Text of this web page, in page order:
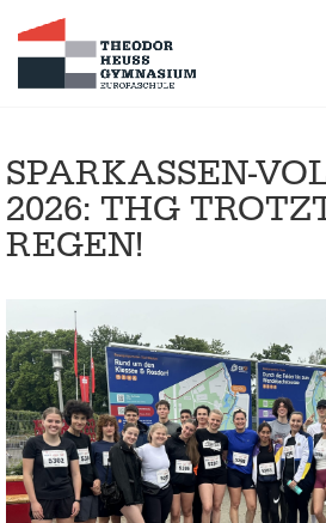
SPARKASSEN-
2026: THG
REGEN!